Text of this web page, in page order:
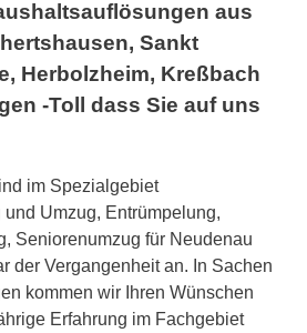
aus
Sankt
Herbolzheim, Kreßbach
-Toll dass Sie auf uns
im Spezialgebiet
Umzug, Entrümpelung,
Seniorenumzug für Neudenau
der Vergangenheit an. In Sachen
kommen wir Ihren Wünschen
Erfahrung im Fachgebiet